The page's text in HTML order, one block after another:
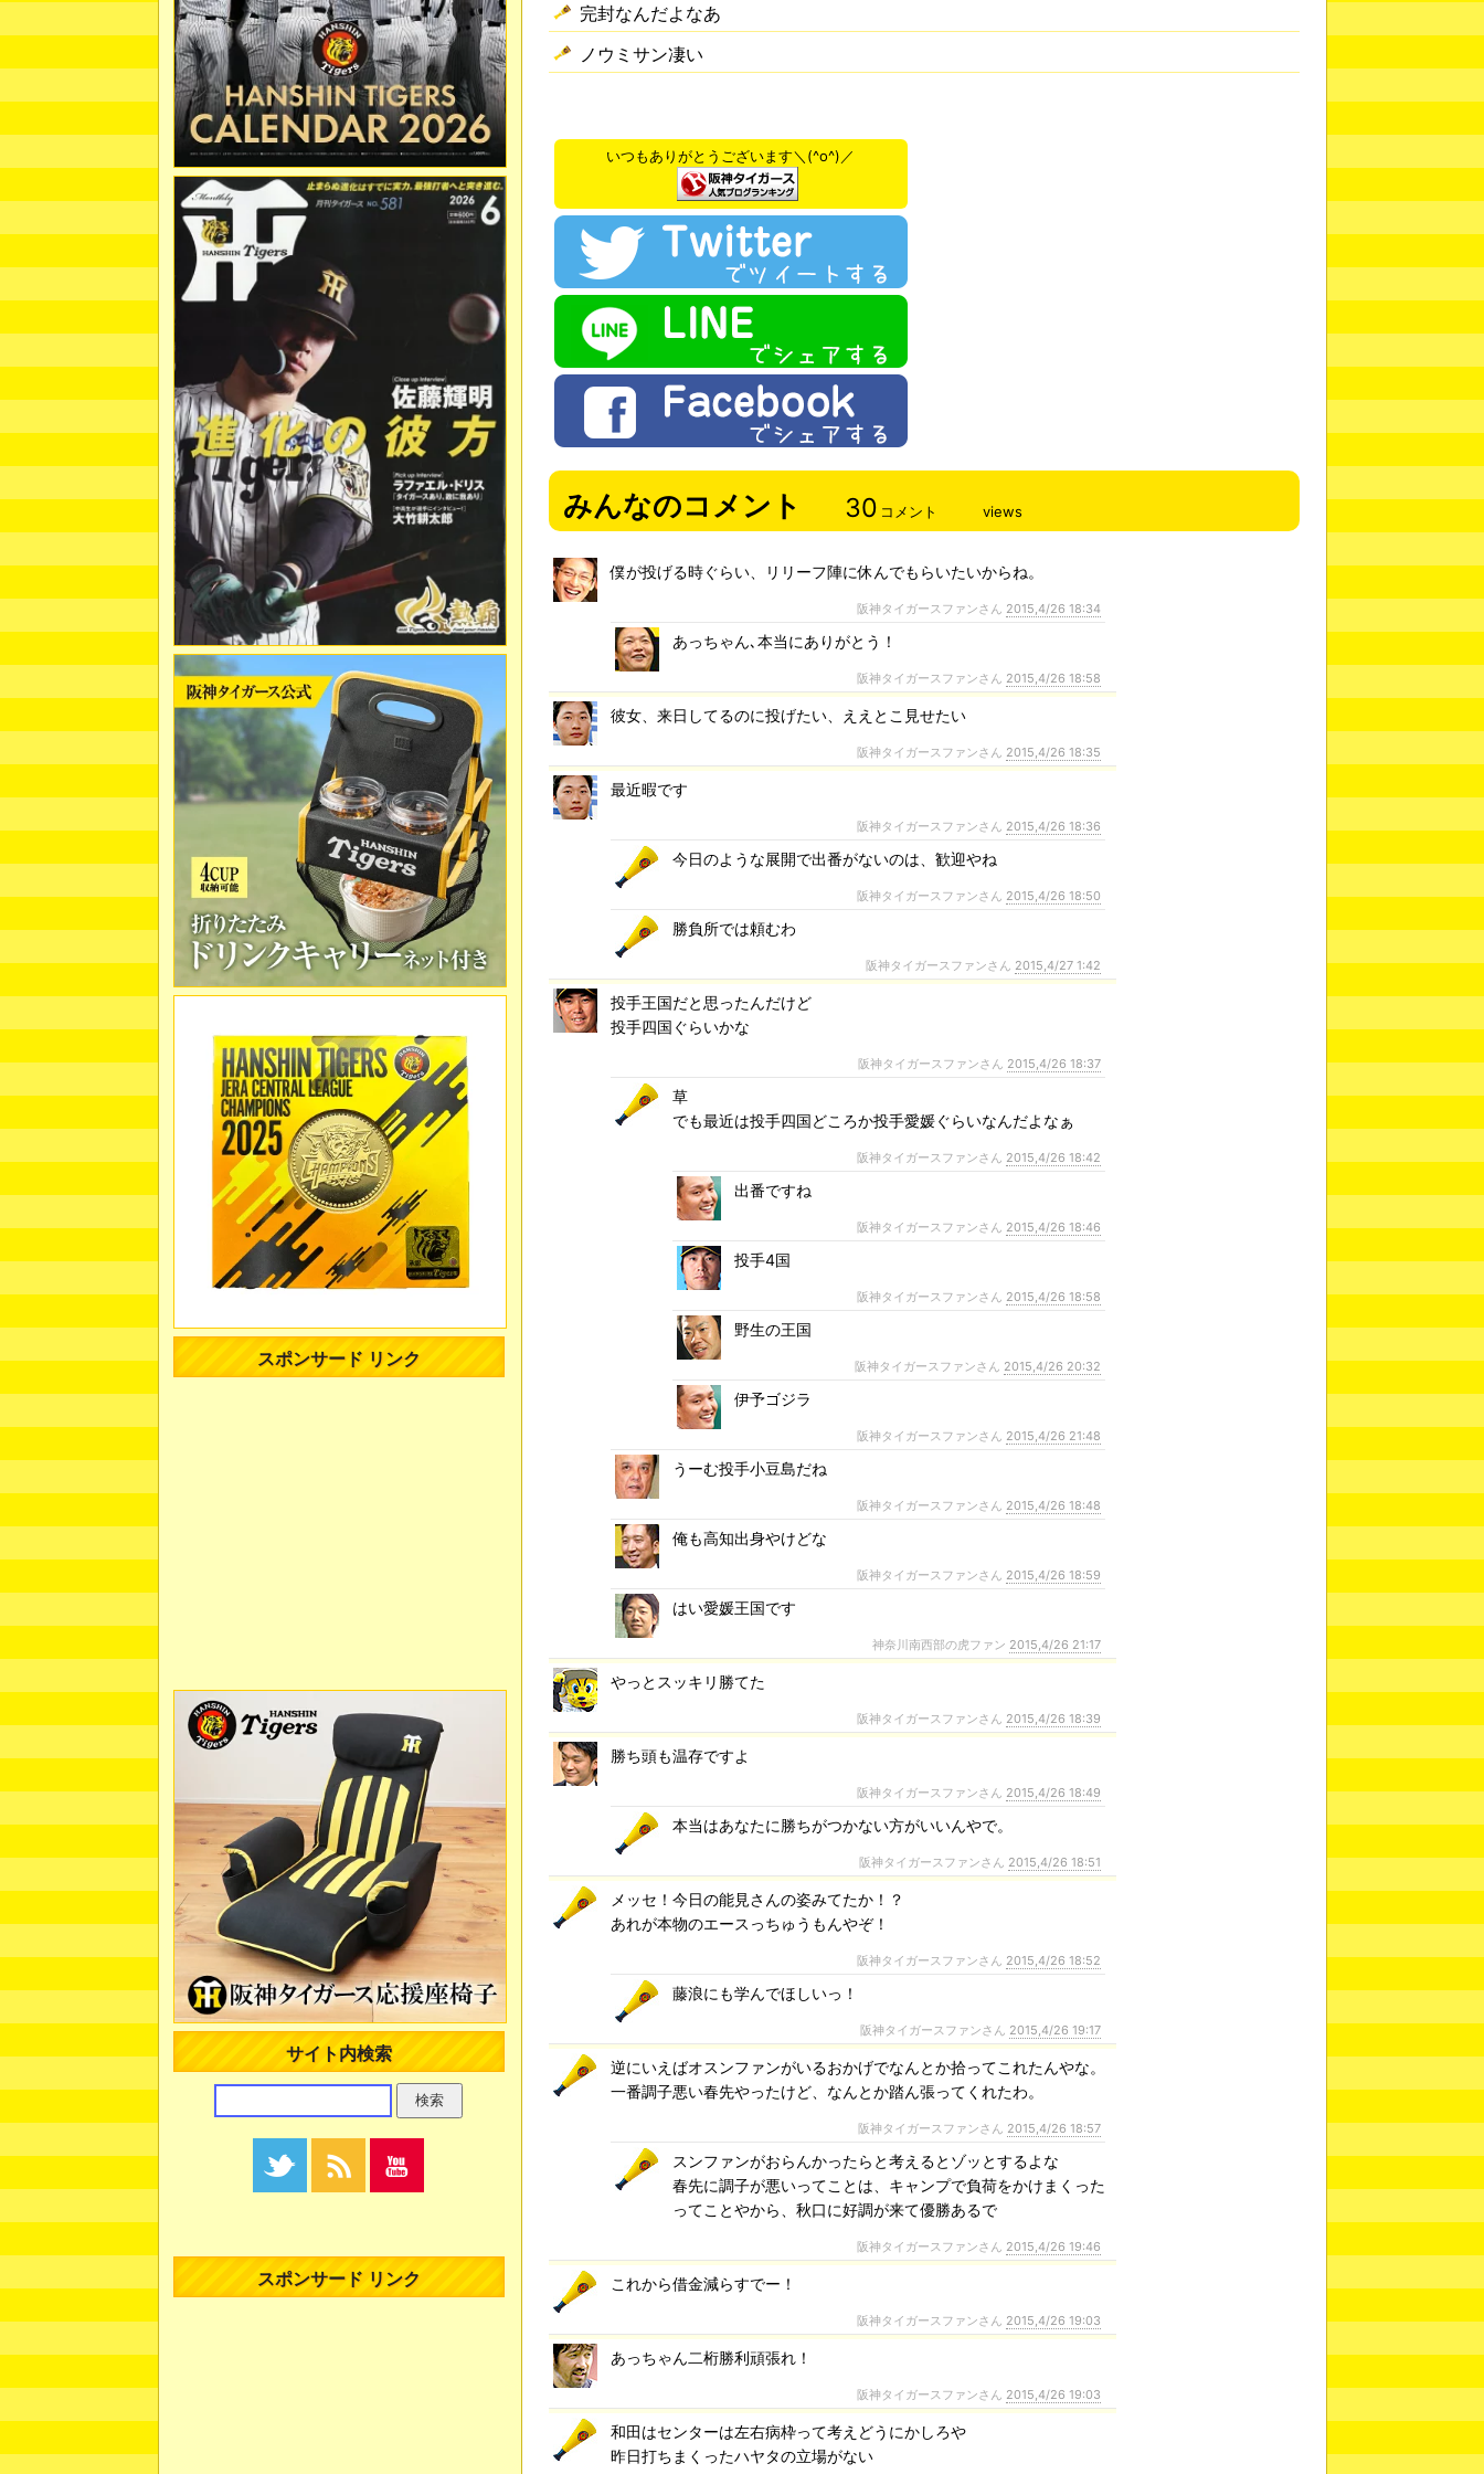
完封なんだよなあ
ノウミサン凄い
いつもありがとうございます＼(^o^)／
みんなのコメント 30 コメント views
僕が投げる時ぐらい、リリーフ陣に休んでもらいたいからね。
阪神タイガースファンさん 2015,4/26 18:34
あっちゃん､本当にありがとう！
阪神タイガースファンさん 2015,4/26 18:58
彼女、来日してるのに投げたい、ええとこ見せたい
阪神タイガースファンさん 2015,4/26 18:35
最近暇です
阪神タイガースファンさん 2015,4/26 18:36
今日のような展開で出番がないのは、歓迎やね
阪神タイガースファンさん 2015,4/26 18:50
勝負所では頼むわ
阪神タイガースファンさん 2015,4/27 1:42
投手王国だと思ったんだけど
投手四国ぐらいかな
阪神タイガースファンさん 2015,4/26 18:37
草
でも最近は投手四国どころか投手愛媛ぐらいなんだよなぁ
阪神タイガースファンさん 2015,4/26 18:42
出番ですね
阪神タイガースファンさん 2015,4/26 18:46
投手4国
阪神タイガースファンさん 2015,4/26 18:58
野生の王国
阪神タイガースファンさん 2015,4/26 20:32
伊予ゴジラ
阪神タイガースファンさん 2015,4/26 21:48
うーむ投手小豆島だね
阪神タイガースファンさん 2015,4/26 18:48
俺も高知出身やけどな
阪神タイガースファンさん 2015,4/26 18:59
はい愛媛王国です
神奈川南西部の虎ファン 2015,4/26 21:17
やっとスッキリ勝てた
阪神タイガースファンさん 2015,4/26 18:39
勝ち頭も温存ですよ
阪神タイガースファンさん 2015,4/26 18:49
本当はあなたに勝ちがつかない方がいいんやで。
阪神タイガースファンさん 2015,4/26 18:51
メッセ！今日の能見さんの姿みてたか！？
あれが本物のエースっちゅうもんやぞ！
阪神タイガースファンさん 2015,4/26 18:52
藤浪にも学んでほしいっ！
阪神タイガースファンさん 2015,4/26 19:17
逆にいえばオスンファンがいるおかげでなんとか拾ってこれたんやな。
一番調子悪い春先やったけど、なんとか踏ん張ってくれたわ。
阪神タイガースファンさん 2015,4/26 18:57
スンファンがおらんかったらと考えるとゾッとするよな
春先に調子が悪いってことは、キャンプで負荷をかけまくった
ってことやから、秋口に好調が来て優勝あるで
阪神タイガースファンさん 2015,4/26 19:46
これから借金減らすでー！
阪神タイガースファンさん 2015,4/26 19:03
あっちゃん二桁勝利頑張れ！
阪神タイガースファンさん 2015,4/26 19:03
和田はセンターは左右病枠って考えどうにかしろや
昨日打ちまくったハヤタの立場がない
スポンサード リンク
サイト内検索
スポンサード リンク